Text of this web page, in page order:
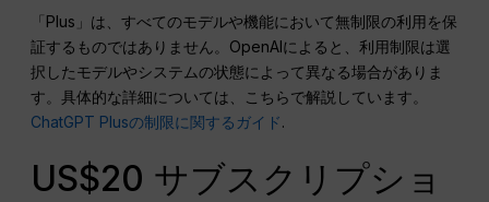
「Plus」は、すべてのモデルや機能において無制限の利用を保
証するものではありません。OpenAIによると、利用制限は選
択したモデルやシステムの状態によって異なる場合がありま
す。具体的な詳細については、こちらで解説しています。
ChatGPT Plusの制限に関するガイド.
US$20 サブスクリプショ